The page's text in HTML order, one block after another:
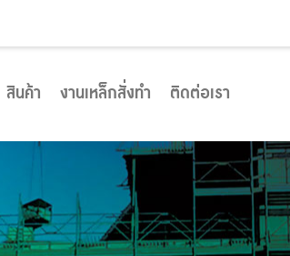
สินค้า งานเหล็กสั่งทำ ติดต่อเรา